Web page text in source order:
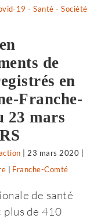
19 -Santé -Société
de
en
Franche-
23 mars
23 mars 2020
sur
l’Insee,
le
Franche-Comté
de santé
plus de 410